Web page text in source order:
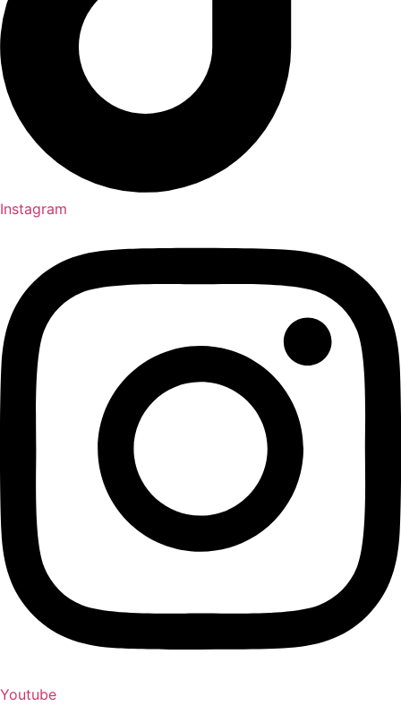
Instagram
Youtube